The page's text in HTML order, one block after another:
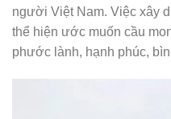
người Việt Nam. Việc xây
thể hiện ước muốn cầu
phước lành, hạnh phúc,